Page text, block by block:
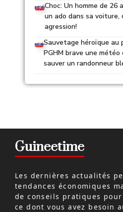
Choc: Un homme de 26
un ado dans sa voiture,
agression!
Sauvetage héroïque au
PGHM brave une
sauver un randonneur
Guineetime
Les dernières actualités
tendances économiques
de conseils pratiques
ce dont vous avez besoin